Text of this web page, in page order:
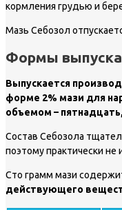
кормления грудью и
Мазь Себозол
Формы выпуска
Выпускается
форме 2% мази для
объемом –
Состав Себозола
поэтому практически не
Сто грамм мази
действующего